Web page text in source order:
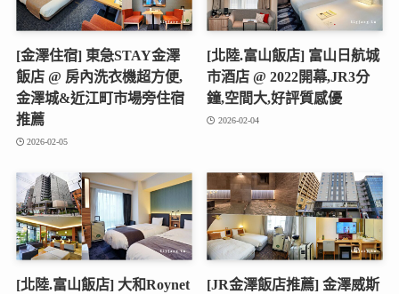
[金澤住宿] 東急STAY金澤
飯店 @ 房內洗衣機超方便,
金澤城&近江町市場旁住宿
推薦
2026-02-05
[北陸.富山飯店] 富山日航城
市酒店 @ 2022開幕,JR3分
鐘,空間大,好評質感優
2026-02-04
[北陸.富山飯店] 大和Roynet
[JR金澤飯店推薦] 金澤威斯